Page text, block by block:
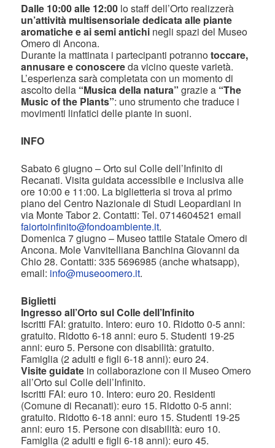
Dalle 10:00 alle 12:00 lo staff dell’Orto realizzerà
un’attività multisensoriale dedicata alle piante
aromatiche e ai semi antichi negli spazi del Museo
Omero di Ancona.
Durante la mattinata i partecipanti potrannotoccare,
annusare e conoscereda vicino queste varietà.
L’esperienza sarà completata con un momento di
ascolto della “Musica della natura”grazie a “The
Music of the Plants”: uno strumento che traduce i
movimenti linfatici delle piante in suoni.
INFO
Sabato 6 giugno – Orto sul Colle dell’Infinito di
Recanati. Visita guidata accessibile e inclusiva alle
ore 10:00 e 11:00. La biglietteria si trova al primo
piano del Centro Nazionale di Studi Leopardiani in
via Monte Tabor 2. Contatti: Tel. 0714604521 email
faiortoinfinito@fondoambiente.it.
Domenica 7 giugno – Museo tattile Statale Omero di
Ancona. Mole Vanvitelliana Banchina Giovanni da
Chio 28. Contatti: 335 5696985 (anche whatsapp),
email: info@museoomero.it.
Biglietti
Ingresso all’Orto sul Colle dell’Infinito
Iscritti FAI: gratuito. Intero: euro 10. Ridotto 0-5 anni:
gratuito. Ridotto 6-18 anni: euro 5. Studenti 19-25
anni: euro 5. Persone con disabilità: gratuito.
Famiglia (2 adulti e figli 6-18 anni): euro 24.
Visite guidate in collaborazione con il Museo Omero
all’Orto sul Colle dell’Infinito.
Iscritti FAI: euro 10. Intero: euro 20. Residenti
(Comune di Recanati): euro 15. Ridotto 0-5 anni:
gratuito. Ridotto 6-18 anni: euro 15. Studenti 19-25
anni: euro 15. Persone con disabilità: euro 10.
Famiglia (2 adulti e figli 6-18 anni): euro 45.